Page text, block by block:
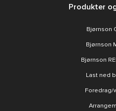
Produkter
Bjørnson
Bjørnson
Bjørnson
Last ned
Foredrag/